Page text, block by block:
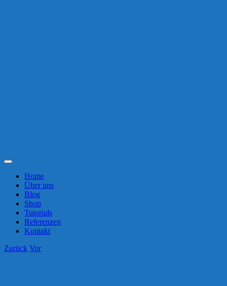
Toggle
NavigationHome
Über uns
Blog
Shop
Tutorials
Referenzen
Kontakt
Zurück Vor